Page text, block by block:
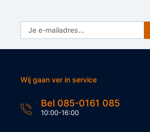
Wij gaan ver in service
Bel 085-0161 085
10:00-16:00